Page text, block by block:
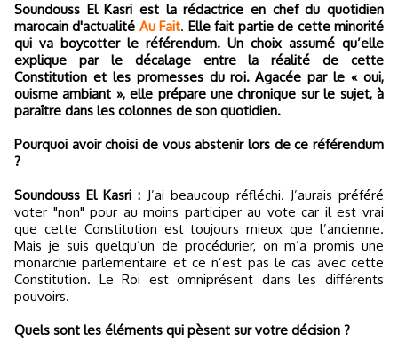
Soundouss El Kasri est la rédactrice en chef du quotidien
marocain d'actualité Au Fait. Elle fait partie de cette minorité
qui va boycotter le référendum. Un choix assumé qu’elle
explique par le décalage entre la réalité de cette
Constitution et les promesses du roi. Agacée par le « oui,
ouisme ambiant », elle prépare une chronique sur le sujet, à
paraître dans les colonnes de son quotidien.
Pourquoi avoir choisi de vous abstenir lors de ce référendum
?
Soundouss El Kasri : J’ai beaucoup réfléchi. J’aurais préféré
voter "non" pour au moins participer au vote car il est vrai
que cette Constitution est toujours mieux que l’ancienne.
Mais je suis quelqu’un de procédurier, on m’a promis une
monarchie parlementaire et ce n’est pas le cas avec cette
Constitution. Le Roi est omniprésent dans les différents
pouvoirs.
Quels sont les éléments qui pèsent sur votre décision ?